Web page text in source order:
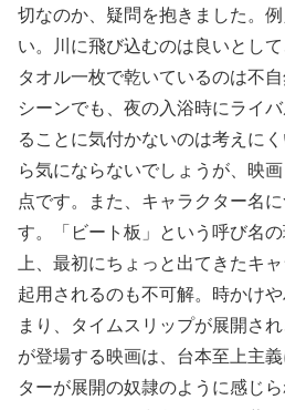
切なのか、疑問を抱きました。
い。川に飛び込むのは良いとし
タオル一枚で乾いているのは不
シーンでも、夜の入浴時にライ
ることに気付かないのは考えに
ら気にならないでしょうが、映
点です。また、キャラクター名
す。「ビート板」という呼び名
上、最初にちょっと出てきたキ
起用されるのも不可解。時かけ
まり、タイムスリップが展開さ
が登場する映画は、台本至上主
ターが展開の奴隷のように感じ